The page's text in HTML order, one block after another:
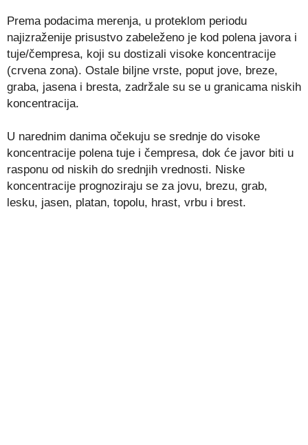
Prema podacima merenja, u proteklom periodu
najizraženije prisustvo zabeleženo je kod polena javora i
tuje/čempresa, koji su dostizali visoke koncentracije
(crvena zona). Ostale biljne vrste, poput jove, breze,
graba, jasena i bresta, zadržale su se u granicama niskih
koncentracija.
U narednim danima očekuju se srednje do visoke
koncentracije polena tuje i čempresa, dok će javor biti u
rasponu od niskih do srednjih vrednosti. Niske
koncentracije prognoziraju se za jovu, brezu, grab,
lesku, jasen, platan, topolu, hrast, vrbu i brest.